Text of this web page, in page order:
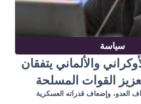
سياسة
والألماني يتفقان
القوات المسلحة
العدو، وإضعاف قدراته العسكرية